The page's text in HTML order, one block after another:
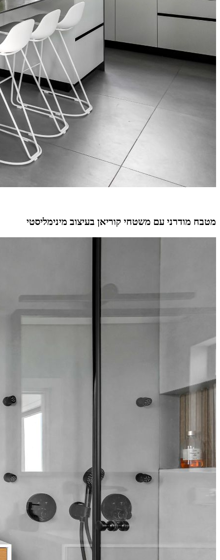
מטבח מודרני עם משטחי קוריאן בעיצוב מינימליסטי